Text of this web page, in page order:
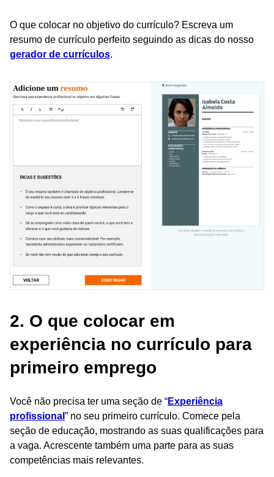
O que colocar no objetivo do currículo? Escreva um
resumo de currículo perfeito seguindo as dicas do nosso
gerador de currículos.
2. O que colocar em
experiência no currículo para
primeiro emprego
Você não precisa ter uma seção de “Experiência
profissional ” no seu primeiro currículo. Comece pela
seção de educação, mostrando as suas qualificações para
a vaga. Acrescente também uma parte para as suas
competências mais relevantes.